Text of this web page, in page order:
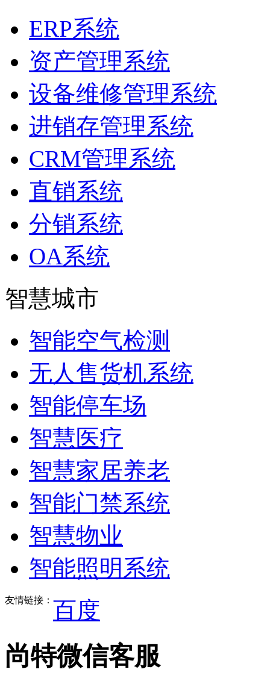
ERP系统
资产管理系统
设备维修管理系统
进销存管理系统
CRM管理系统
直销系统
分销系统
OA系统
智慧城市
智能空气检测
无人售货机系统
智能停车场
智慧医疗
智慧家居养老
智能门禁系统
智慧物业
智能照明系统
友情链接： 百度
尚特微信客服